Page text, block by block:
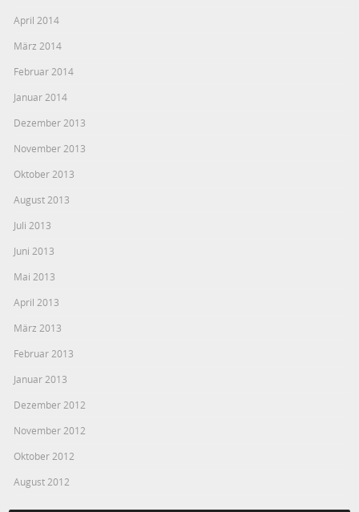
April 2014
März 2014
Februar 2014
Januar 2014
Dezember 2013
November 2013
Oktober 2013
August 2013
Juli 2013
Juni 2013
Mai 2013
April 2013
März 2013
Februar 2013
Januar 2013
Dezember 2012
November 2012
Oktober 2012
August 2012